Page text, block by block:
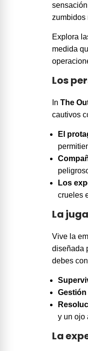
zumbidos
Explora
medida
Los
In The
cautivos
El
Los
crueles
La
Vive la
diseñada
debes
y un ojo
La